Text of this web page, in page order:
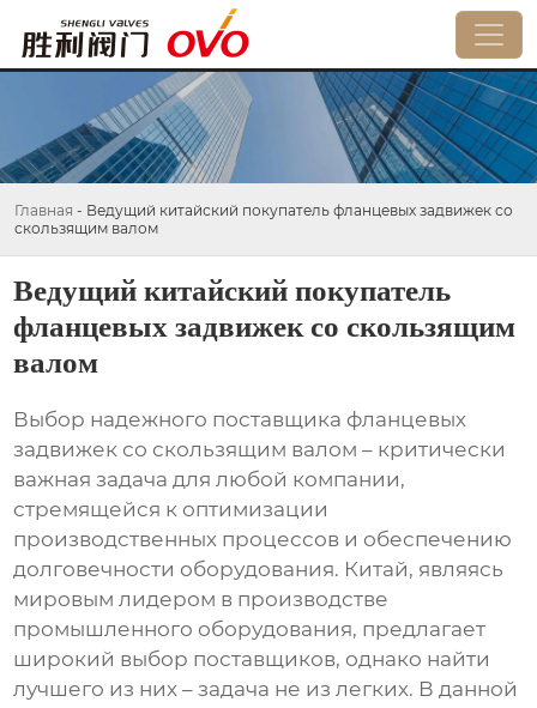
Главная - Ведущий китайский покупатель фланцевых задвижек со
скользящим валом
Ведущий китайский покупатель
фланцевых задвижек со скользящим
валом
Выбор надежного поставщика фланцевых
задвижек со скользящим валом – критически
важная задача для любой компании,
стремящейся к оптимизации
производственных процессов и обеспечению
долговечности оборудования. Китай, являясь
мировым лидером в производстве
промышленного оборудования, предлагает
широкий выбор поставщиков, однако найти
лучшего из них – задача не из легких. В данной